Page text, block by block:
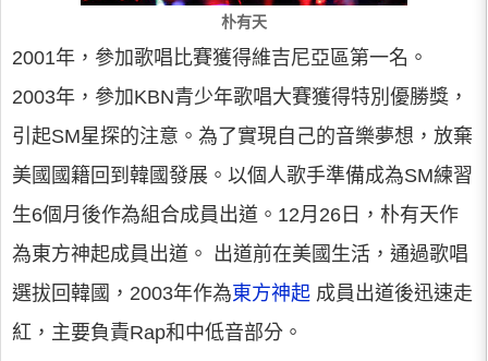
朴有天
2001年，參加歌唱比賽獲得維吉尼亞區第一名。
2003年，參加KBN青少年歌唱大賽獲得特別優勝獎，
引起SM星探的注意。為了實現自己的音樂夢想，放棄
美國國籍回到韓國發展。以個人歌手準備成為SM練習
生6個月後作為組合成員出道。12月26日，朴有天作
為東方神起成員出道。 出道前在美國生活，通過歌唱
選拔回韓國，2003年作為東方神起 成員出道後迅速走
紅，主要負責Rap和中低音部分。